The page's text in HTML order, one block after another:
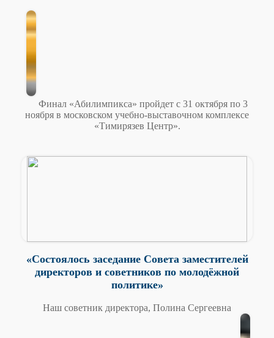
Финал «Абилимпикса» пройдет с 31 октября по 3
ноября в московском учебно-выставочном комплексе
«Тимирязев Центр».
«Состоялось заседание Совета заместителей
директоров и советников по молодёжной
политике»
Наш советник директора, Полина Сергеевна